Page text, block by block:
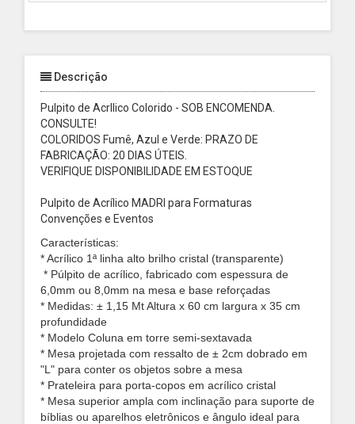
Descrição
Pulpito de AcrIlico Colorido - SOB ENCOMENDA.
CONSULTE!
COLORIDOS Fumê, Azul e Verde: PRAZO DE
FABRICAÇÃO: 20 DIAS ÚTEIS.
VERIFIQUE DISPONIBILIDADE EM ESTOQUE
Pulpito de Acrílico MADRI para Formaturas
Convenções e Eventos
Características:
* Acrílico 1ª linha alto brilho cristal (transparente)
* Púlpito de acrílico, fabricado com espessura de
6,0mm ou 8,0mm na mesa e base reforçadas
* Medidas: ± 1,15 Mt Altura x 60 cm largura x 35 cm
profundidade
* Modelo Coluna em torre semi-sextavada
* Mesa projetada com ressalto de ± 2cm dobrado em
"L" para conter os objetos sobre a mesa
* Prateleira para porta-copos em acrílico cristal
* Mesa superior ampla com inclinação para suporte de
bíblias ou aparelhos eletrônicos e ângulo ideal para